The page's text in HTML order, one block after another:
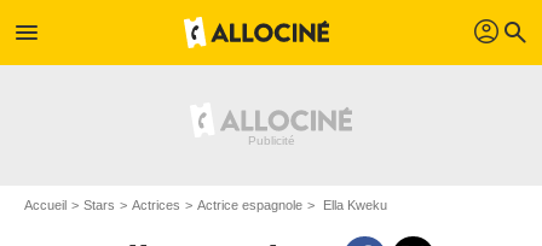
menu profil search
Accueil Stars Actrices Actrice espagnole Ella Kweku